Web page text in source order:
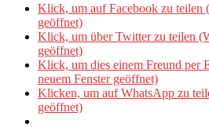
Klick, um auf Facebook zu teilen
geöffnet)
Klick, um über Twitter zu teilen
geöffnet)
Klick, um dies einem Freund per
neuem Fenster geöffnet)
Klicken, um auf WhatsApp zu
geöffnet)